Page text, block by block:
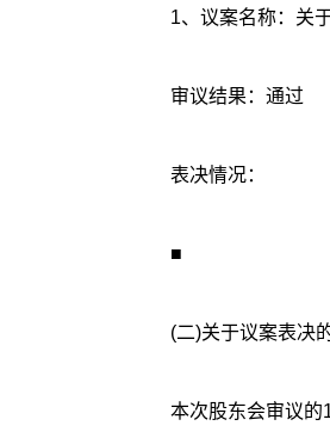
1、议案名称：关
审议结果：通过
表决情况：
■
(二)关于议案表决
本次股东会审议的